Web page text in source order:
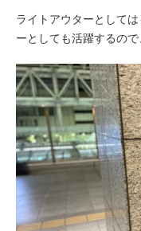
ライトアウターとして
ーとしても活躍するので